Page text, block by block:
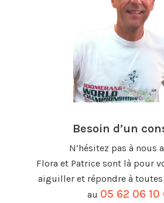
Besoin d’un
N’hésitez pas à nous
Flora et Patrice sont là pour
aiguiller et répondre à
au 05 62 06 10